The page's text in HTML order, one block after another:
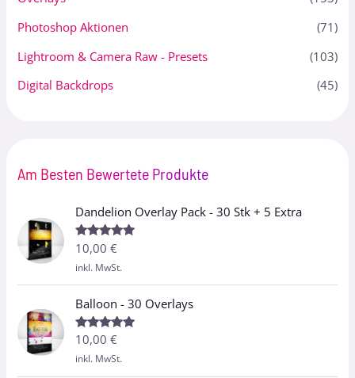
Photoshop Aktionen
(71)
Lightroom & Camera Raw - Presets
(103)
Digital Backdrops
(45)
Am Besten Bewertete Produkte
Dandelion Overlay Pack - 30 Stk + 5 Extra
Bewertet
mit
von 5
10,00€
inkl. MwSt.
Balloon - 30 Overlays
Bewertet
mit
von 5
10,00€
inkl. MwSt.